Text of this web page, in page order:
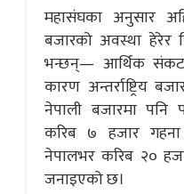
महासंघका अनुसार
बजारको अवस्था हेरेर
भन्छन्— आर्थिक
कारण अन्तर्राष्ट्रिय
नेपाली बजारमा पनि
करिब ७ हजार
नेपालभर करिब २०
जनाइएको छ।